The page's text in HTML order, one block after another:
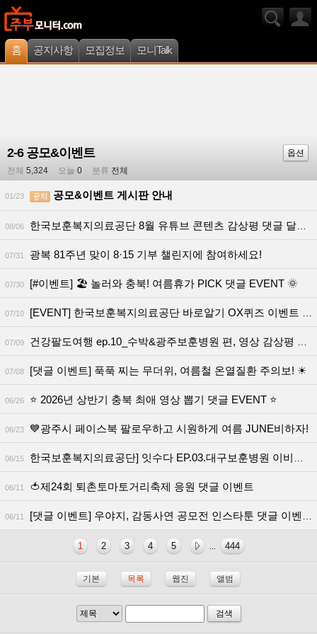
홈 공지사항 모집정보 모니Talk
2-6 공모&이벤트
옵션
전체 5,324 오늘 0 분류 전체
01/23 공모&이벤트 게시판 안내
08/06 한국보훈복지의료공단 8월 유튜브 콘텐츠 감상평 댓글 달기 이벤트
07/31 광복 81주년 맞이 8·15 기부 챌린지에 참여하세요!
07/30 [#이벤트] 🏖 놀러와 충북! 여름휴가 PICK 댓글 EVENT 🌞
07/10 [EVENT] 한국보훈복지의료공단 바로알기 OX퀴즈 이벤트 🤔
07/09 건강팔도여행 ep.10_수박&광주보훈병원 편, 영상 감상평 이벤트 안내
07/08 [댓글 이벤트] 푹푹 찌는 무더위, 여름철 온열질환 주의보! ☀
06/26 ⭐ 2026년 상반기 충북 최애 영상 뽑기 댓글 EVENT ⭐
06/23 💙광주시 페이스북 팔로우하고 시원하게 여름 JUNE비하자!
06/15 한국보훈복지의료공단] 잇수다 EP.03.대구보훈병원 이비인후과 영상 감
06/11 🍅제24회 퇴촌토마토거리축제 응원 댓글 이벤트
06/11 [댓글 이벤트] 우야지, 감동사연 공모전 인스타툰 댓글 이벤트📖
1 2 3 4 5 444
기본 목록 웹진 앨범
검색